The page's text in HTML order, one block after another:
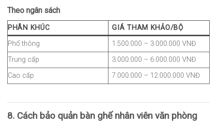
Theo ngân sách
PHÂN KHÚC
GIÁ THAM KHẢO/BỘ
Phổ thông
1.500.000 – 3.000.000 VNĐ
Trung cấp
3.000.000 – 6.000.000 VNĐ
Cao cấp
7.000.000 – 12.000.000 VNĐ
8. Cách bảo quản bàn ghế nhân viên văn phòng